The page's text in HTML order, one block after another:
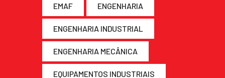
EMAF ENGENHARIA
ENGENHARIA INDUSTRIAL
ENGENHARIA MECÂNICA
EQUIPAMENTOS INDUSTRIAIS